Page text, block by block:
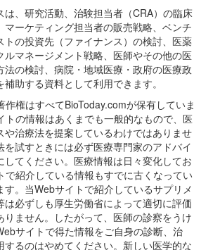
は、研究活動、治験担当者（CRA）の臨床
マーケティング担当者の販売戦略、ベンチ
トの投資先（ファイナンス）の検討、医薬
ルマネージメント戦略、医師やその他の医
法の検討、病院・地域医療・政府の医療政
助する資料として利用できます。
作権はすべてBioToday.comが保有していま
トの情報はあくまでも一般的なもので、医
や治療法を提案しているわけではありませ
を試すときには必ず医療専門家のアドバイ
してください。医療情報は日々変化してお
で紹介している情報もすでに古くなってい
す。当Webサイトで紹介しているサプリメ
は必ずしも厚生労働省によって適切に評価
りません。したがって、医師の診察をうけ
サイトで得た情報をご自身の診断、治
するのはやめてください。新しい医学的な